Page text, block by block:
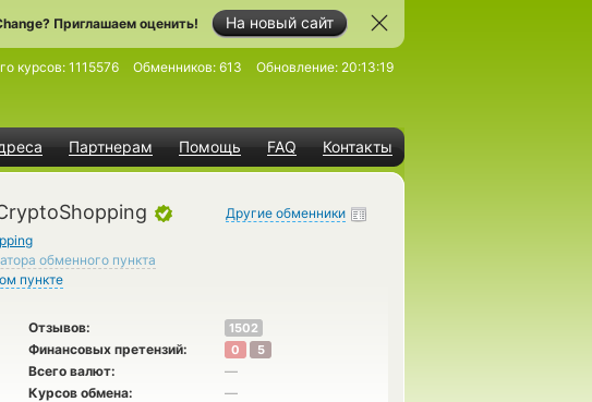
На новый сайт
Приглашаем оценить!
Партнерам Помощь FAQ Контакты
курсов: 1115576 Обменников: 613 Обновление: 20:13:19
обменного пункта
пункте
Другие обменники
Отзывов: 1502
Финансовых претензий: 0 5
Всего валют:
—
Курсов обмена:
—